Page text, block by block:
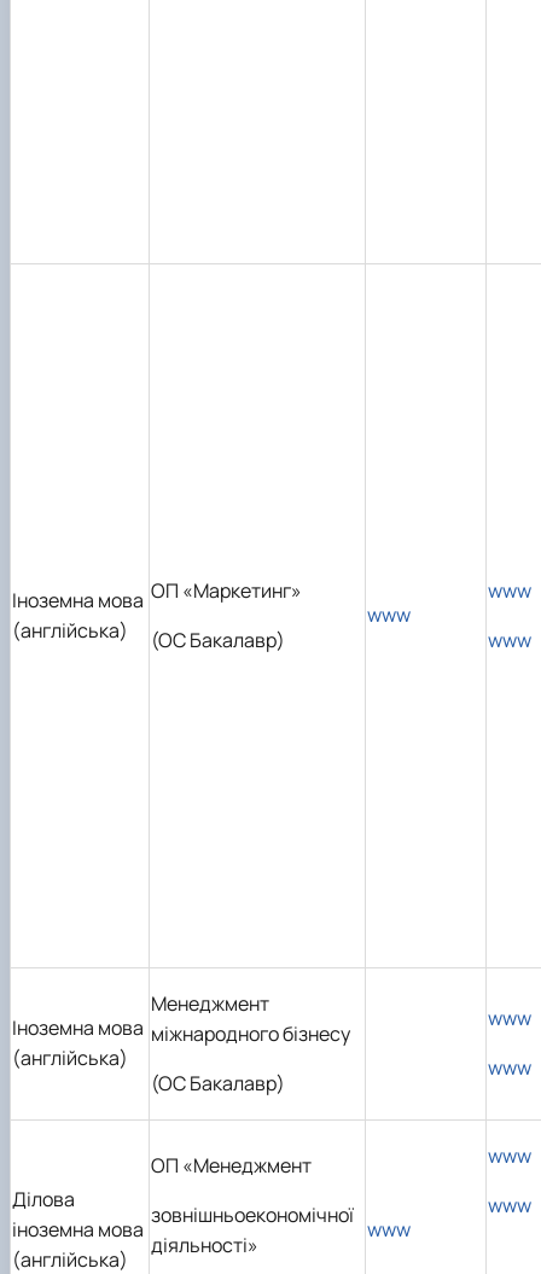
Іноземна мова
(англійська)
ОП «Маркетинг»
(ОС Бакалавр)
www
www
www
Іноземна мова
(англійська)
Менеджмент
міжнародного бізнесу
(ОС Бакалавр)
www
www
Ділова
іноземна мова
(англійська)
ОП «Менеджмент
зовнішньоекономічної
діяльності»
www
www
www